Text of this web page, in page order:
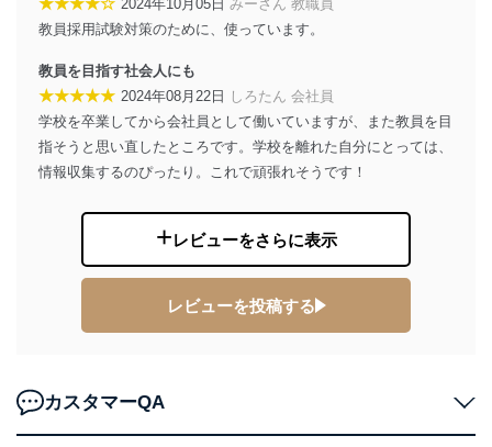
当社は以下の個人情報保護管理者を設置し、個人情報保
護管理者の責任のもと、個人情報を取得・アクセス・利
東京都渋谷区南平台町16-11
株式会社富士山マガジンサービス
個人情報保護管理者: 経営管理グループディレクター 前
田 嘉也
２．利用目的
りです。
個人情報の種類 利用目的
当社の定期購読サ
購入商品の配送のため
個人が特定できない形で取得した
★★★★☆ 2024年10月05日 みーさん 教職員
教員採用試験対策のために、使っています。
教員を目指す社会人にも
★★★★★ 2024年08月22日
しろたん 会社員
学校を卒業してから会社員として働いていますが、また教員を目
指そうと思い直したところです。学校を離れた自分にとっては、
情報収集するのぴったり。これで頑張れそうです！
レビューをさらに表示
レビューを投稿する
カスタマーQA